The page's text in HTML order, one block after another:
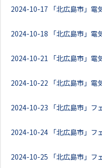
2024-10-17 「北広島市」
2024-10-18 「北広島市」
2024-10-21 「北広島市」
2024-10-22 「北広島市」
2024-10-23 「北広島市」
2024-10-24 「北広島市」
2024-10-25 「北広島市」